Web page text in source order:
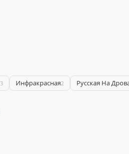
3 Инфракрасная2 Русская На